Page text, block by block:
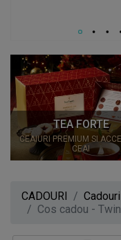
TEA FORTE
CEAIURI PREMIUM SI
CEAI
CADOURI
Cos cadou -